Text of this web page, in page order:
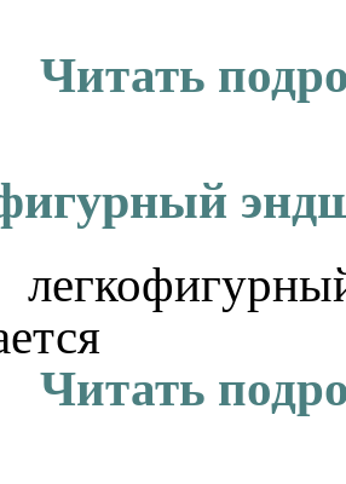
Читать
Читать